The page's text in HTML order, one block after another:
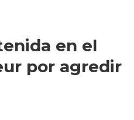
en el
por agredir